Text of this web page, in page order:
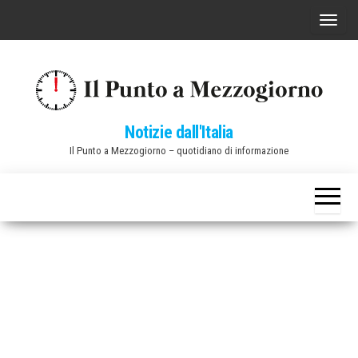
C
a
v
Notizie dall'Italia
Il Punto a Mezzogiorno – quotidiano di informazione